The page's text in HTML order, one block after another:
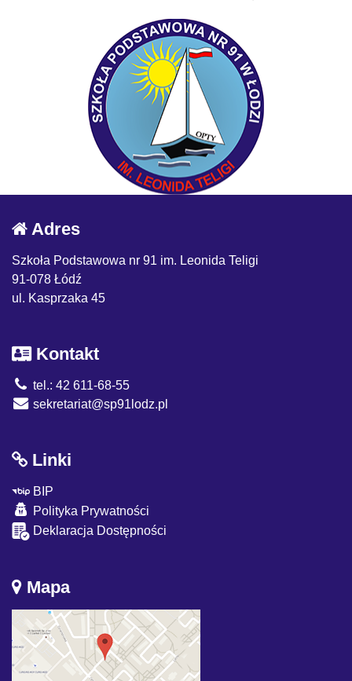
Adres
Szkoła Podstawowa nr 91 im. Leonida Teligi
91-078 Łódź
ul. Kasprzaka 45
Kontakt
tel.: 42 611-68-55
sekretariat@sp91lodz.pl
Linki
BIP
Polityka Prywatności
Deklaracja Dostępności
Mapa